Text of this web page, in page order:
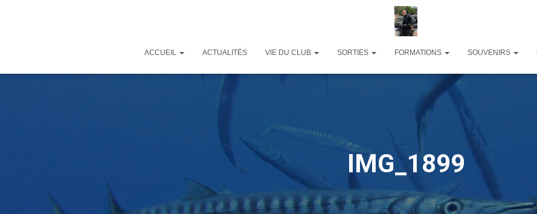
ACCUEIL ACTUALITÉS VIE DU CLUB SORTIES FORMATIONS SOUVENIRS
IMG_1899